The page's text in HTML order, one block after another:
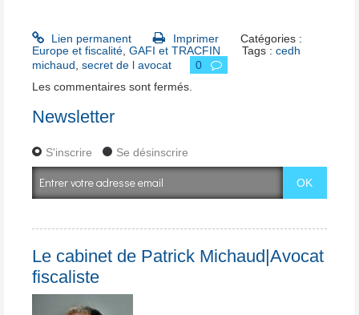
Lien permanent Imprimer
Catégories :
Europe et fiscalité GAFI et TRACFIN Tags :cedh
michaud secret de l avocat
0
Les commentaires sont fermés.
Newsletter
S'inscrire Se désinscrire
Le cabinet de Patrick Michaud|Avocat
fiscaliste